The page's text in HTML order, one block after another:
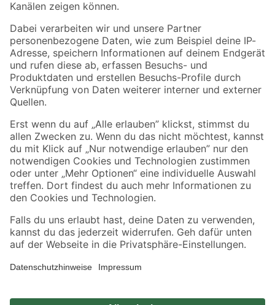
Folge uns
Zahlungsarten Versandarten
Sicher einkaufen
Jetzt die toom-App herunterladen
Alle Preisangaben in EUR inkl. gesetzl. MwSt.. Die dargestellten Angebote sind unter
Umständen nicht in allen Märkten verfügbar. Die angegebenen Verfügbarkeiten beziehen
Produkte nur solange der Vorrat reicht.
*Paketversand ab 59 € versandkostenfrei, gilt nicht für Artikel mit Speditionsversand, hier